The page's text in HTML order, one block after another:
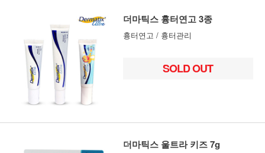
더마틱스 흉터연고 3종
흉터연고 / 흉터관리
SOLD OUT
더마틱스 울트라 키즈 7g